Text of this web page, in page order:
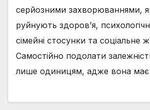
серйозними захворюваннями,
руйнують здоров’я,
сімейні стосунки та соціальне
Самостійно подолати
лише одиницям, адже вона